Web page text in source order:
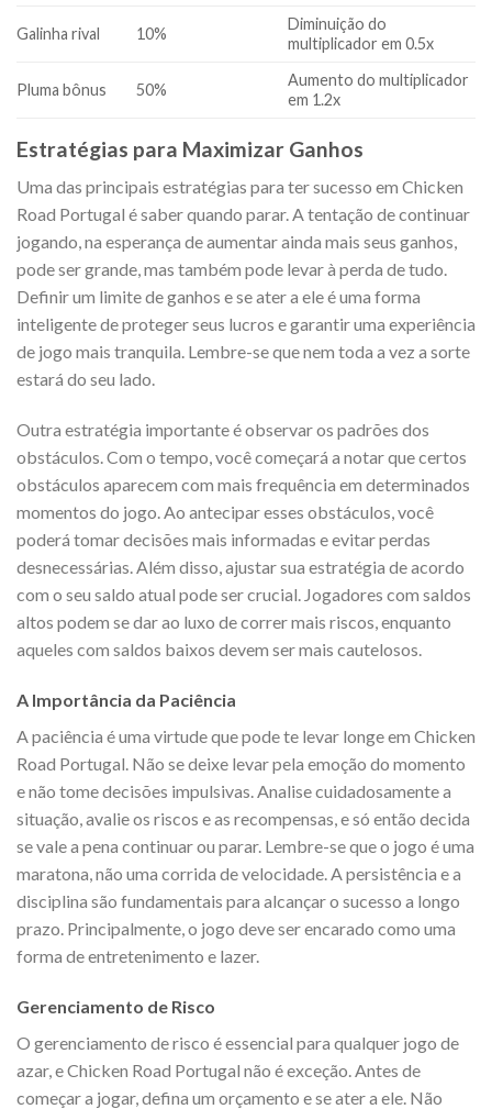
Galinha rival 10%
Diminuição do
multiplicador em 0.5x
Pluma bônus 50%
Aumento do multiplicador
em 1.2x
Estratégias para Maximizar Ganhos
Uma das principais estratégias para ter sucesso em Chicken
Road Portugal é saber quando parar. A tentação de continuar
jogando, na esperança de aumentar ainda mais seus ganhos,
pode ser grande, mas também pode levar à perda de tudo.
Definir um limite de ganhos e se ater a ele é uma forma
inteligente de proteger seus lucros e garantir uma experiência
de jogo mais tranquila. Lembre-se que nem toda a vez a sorte
estará do seu lado.
Outra estratégia importante é observar os padrões dos
obstáculos. Com o tempo, você começará a notar que certos
obstáculos aparecem com mais frequência em determinados
momentos do jogo. Ao antecipar esses obstáculos, você
poderá tomar decisões mais informadas e evitar perdas
desnecessárias. Além disso, ajustar sua estratégia de acordo
com o seu saldo atual pode ser crucial. Jogadores com saldos
altos podem se dar ao luxo de correr mais riscos, enquanto
aqueles com saldos baixos devem ser mais cautelosos.
A Importância da Paciência
A paciência é uma virtude que pode te levar longe em Chicken
Road Portugal. Não se deixe levar pela emoção do momento
e não tome decisões impulsivas. Analise cuidadosamente a
situação, avalie os riscos e as recompensas, e só então decida
se vale a pena continuar ou parar. Lembre-se que o jogo é uma
maratona, não uma corrida de velocidade. A persistência e a
disciplina são fundamentais para alcançar o sucesso a longo
prazo. Principalmente, o jogo deve ser encarado como uma
forma de entretenimento e lazer.
Gerenciamento de Risco
O gerenciamento de risco é essencial para qualquer jogo de
azar, e Chicken Road Portugal não é exceção. Antes de
começar a jogar, defina um orçamento e se ater a ele. Não